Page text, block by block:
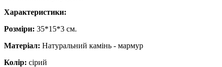
​​​​​​​Характеристики:
Розміри: 35*15*3 см.
Матеріал: Натуральний камінь - мармур
Колір: сірий